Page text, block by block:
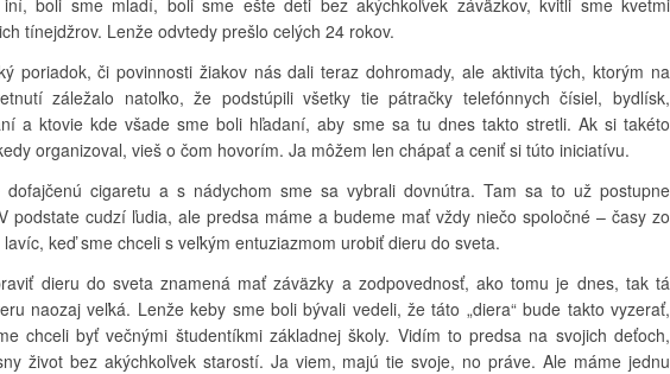
boli sme mladí, boli sme ešte deti bez akýchkoľvek záväzkov, kvitli sme kvetmi
tínejdžrov. Lenže odvtedy prešlo celých 24 rokov.
poriadok, či povinnosti žiakov nás dali teraz dohromady, ale aktivita tých, ktorým na
záležalo natoľko, že podstúpili všetky tie pátračky telefónnych čísiel, bydlísk,
a ktovie kde všade sme boli hľadaní, aby sme sa tu dnes takto stretli. Ak si takéto
organizoval, vieš o čom hovorím. Ja môžem len chápať a ceniť si túto iniciatívu.
dofajčenú cigaretu a s nádychom sme sa vybrali dovnútra. Tam sa to už postupne
podstate cudzí ľudia, ale predsa máme a budeme mať vždy niečo spoločné – časy zo
lavíc, keď sme chceli s veľkým entuziazmom urobiť dieru do sveta.
dieru do sveta znamená mať záväzky a zodpovednosť, ako tomu je dnes, tak tá
naozaj veľká. Lenže keby sme boli bývali vedeli, že táto „diera“ bude takto vyzerať,
chceli byť večnými študentíkmi základnej školy. Vidím to predsa na svojich deťoch,
život bez akýchkoľvek starostí. Ja viem, majú tie svoje, no práve. Ale máme jednu